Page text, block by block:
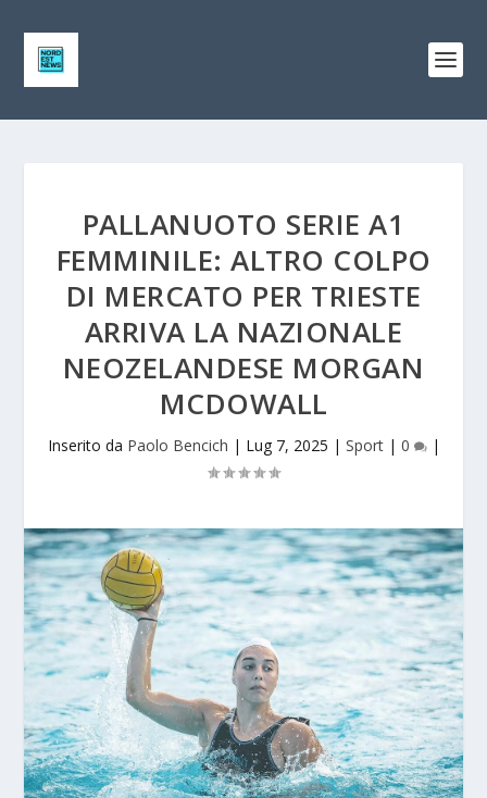
PALLANUOTO SERIE A1
FEMMINILE: ALTRO COLPO
DI MERCATO PER TRIESTE
ARRIVA LA NAZIONALE
NEOZELANDESE MORGAN
MCDOWALL
Inserito da Paolo Bencich | Lug 7, 2025 | Sport| 0 |